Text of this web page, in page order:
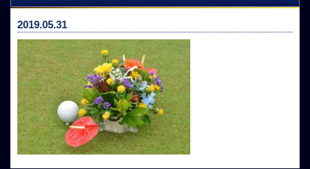
2019.05.31